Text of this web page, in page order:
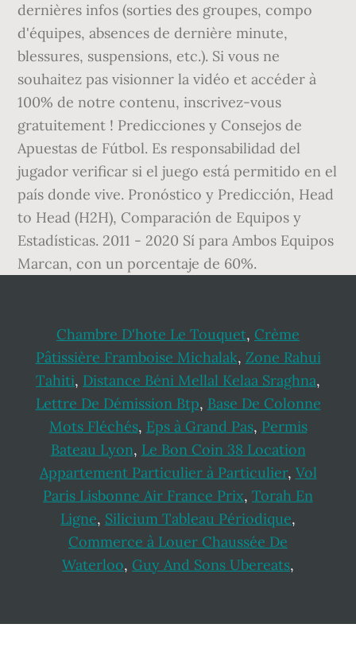
dernières infos (sorties des groupes, compo
d'équipes, absences de dernière minute,
blessures, suspensions, etc.). Si vous ne
souhaitez pas visionner la vidéo et accéder à
100% de notre contenu, inscrivez-vous
gratuitement ! Predicciones y Consejos de
Apuestas de Fútbol. Es responsabilidad del
jugador verificar si el juego está permitido en el
país donde vive. Pronóstico y Predicción, Head
to Head (H2H), Comparación de Equipos y
Estadísticas. 2011 - 2020 Sí para Ambos Equipos
Marcan, con un porcentaje de 60%.
Chambre D'hote Le Touquet, Crème
Pâtissière Framboise Michalak, Zone Rahui
Tahiti, Distance Béni Mellal Kelaa Sraghna,
Lettre De Démission Btp, Base De Colonne
Mots Fléchés, Eps à Grand Pas, Permis
Bateau Lyon, Le Bon Coin 38 Location
Appartement Particulier à Particulier, Vol
Paris Lisbonne Air France Prix, Torah En
Ligne, Silicium Tableau Périodique,
Commerce à Louer Chaussée De
Waterloo, Guy And Sons Ubereats,